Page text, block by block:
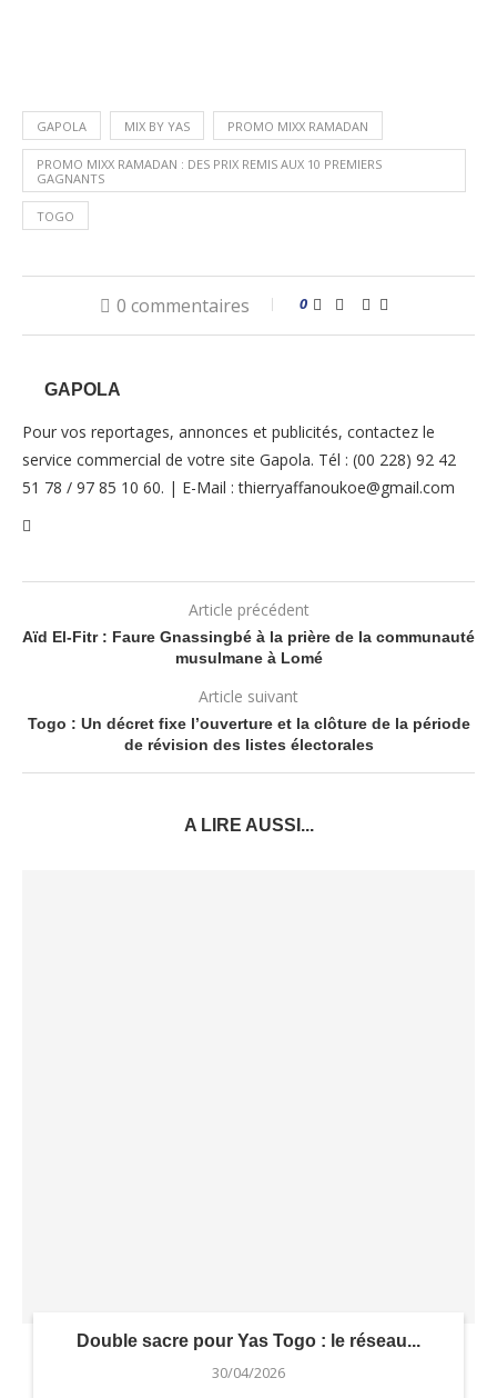
GAPOLA MIX BY YAS PROMO MIXX RAMADAN
PROMO MIXX RAMADAN : DES PRIX REMIS AUX 10 PREMIERS
GAGNANTS
TOGO
0 commentaires 0
GAPOLA
Pour vos reportages, annonces et publicités, contactez le
service commercial de votre site Gapola. Tél : (00 228) 92 42
51 78 / 97 85 10 60. | E-Mail : thierryaffanoukoe@gmail.com
Article précédent
Aïd El-Fitr : Faure Gnassingbé à la prière de la communauté
musulmane à Lomé
Article suivant
Togo : Un décret fixe l’ouverture et la clôture de la période
de révision des listes électorales
A LIRE AUSSI...
Double sacre pour Yas Togo : le réseau...
30/04/2026